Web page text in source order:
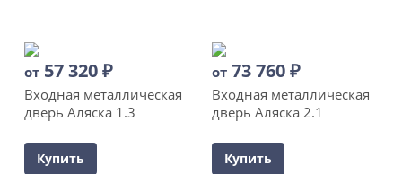
от 57 320₽
Входная металлическая
дверь Аляска 1.3
Купить
от 73 760₽
Входная металлическая
дверь Аляска 2.1
Купить